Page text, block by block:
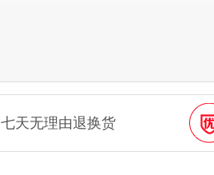
七天无理由退换货